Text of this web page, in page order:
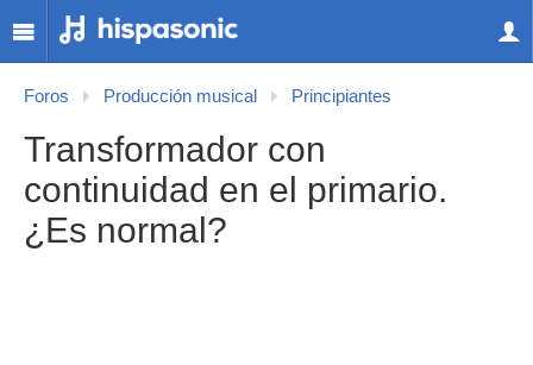
Foros Producción musical Principiantes
Transformador con
continuidad en el primario.
¿Es normal?